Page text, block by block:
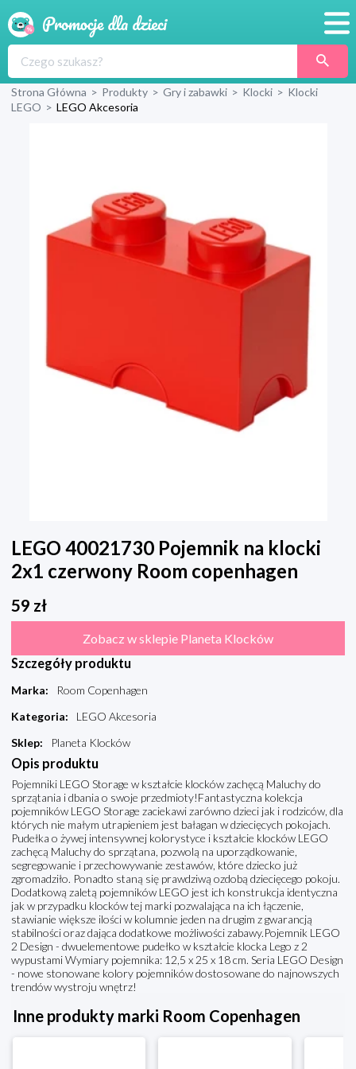
Produkty
Wyprawka
Strona Główna > Produkty > Gry i zabawki > Klocki > Klocki
LEGO > LEGO Akcesoria
LEGO 40021730 Pojemnik na klocki
2x1 czerwony Room copenhagen
59 zł
Zobacz w sklepie Planeta Klocków
Szczegóły produktu
Marka:
Room Copenhagen
Kategoria:
LEGO Akcesoria
Sklep: Planeta Klocków
Opis produktu
Pojemniki LEGO Storage w kształcie klocków zachęcą Maluchy do
sprzątania i dbania o swoje przedmioty!Fantastyczna kolekcja
pojemników LEGO Storage zaciekawi zarówno dzieci jak i rodziców, dla
których nie małym utrapieniem jest bałagan w dziecięcych pokojach.
Pudełka o żywej intensywnej kolorystyce i kształcie klocków LEGO
zachęcą Maluchy do sprzątana, pozwolą na uporządkowanie,
segregowanie i przechowywanie zestawów, które dziecko już
zgromadziło. Ponadto staną się prawdziwą ozdobą dziecięcego pokoju.
Dodatkową zaletą pojemników LEGO jest ich konstrukcja identyczna
jak w przypadku klocków tej marki pozwalająca na ich łączenie,
stawianie większe ilości w kolumnie jeden na drugim z gwarancją
stabilności oraz dająca dodatkowe możliwości zabawy.Pojemnik LEGO
2 Design - dwuelementowe pudełko w kształcie klocka Lego z 2
wypustami Wymiary pojemnika: 12,5 x 25 x 18 cm. Seria LEGO Design
- nowe stonowane kolory pojemników dostosowane do najnowszych
trendów wystroju wnętrz!
Inne produkty marki Room Copenhagen